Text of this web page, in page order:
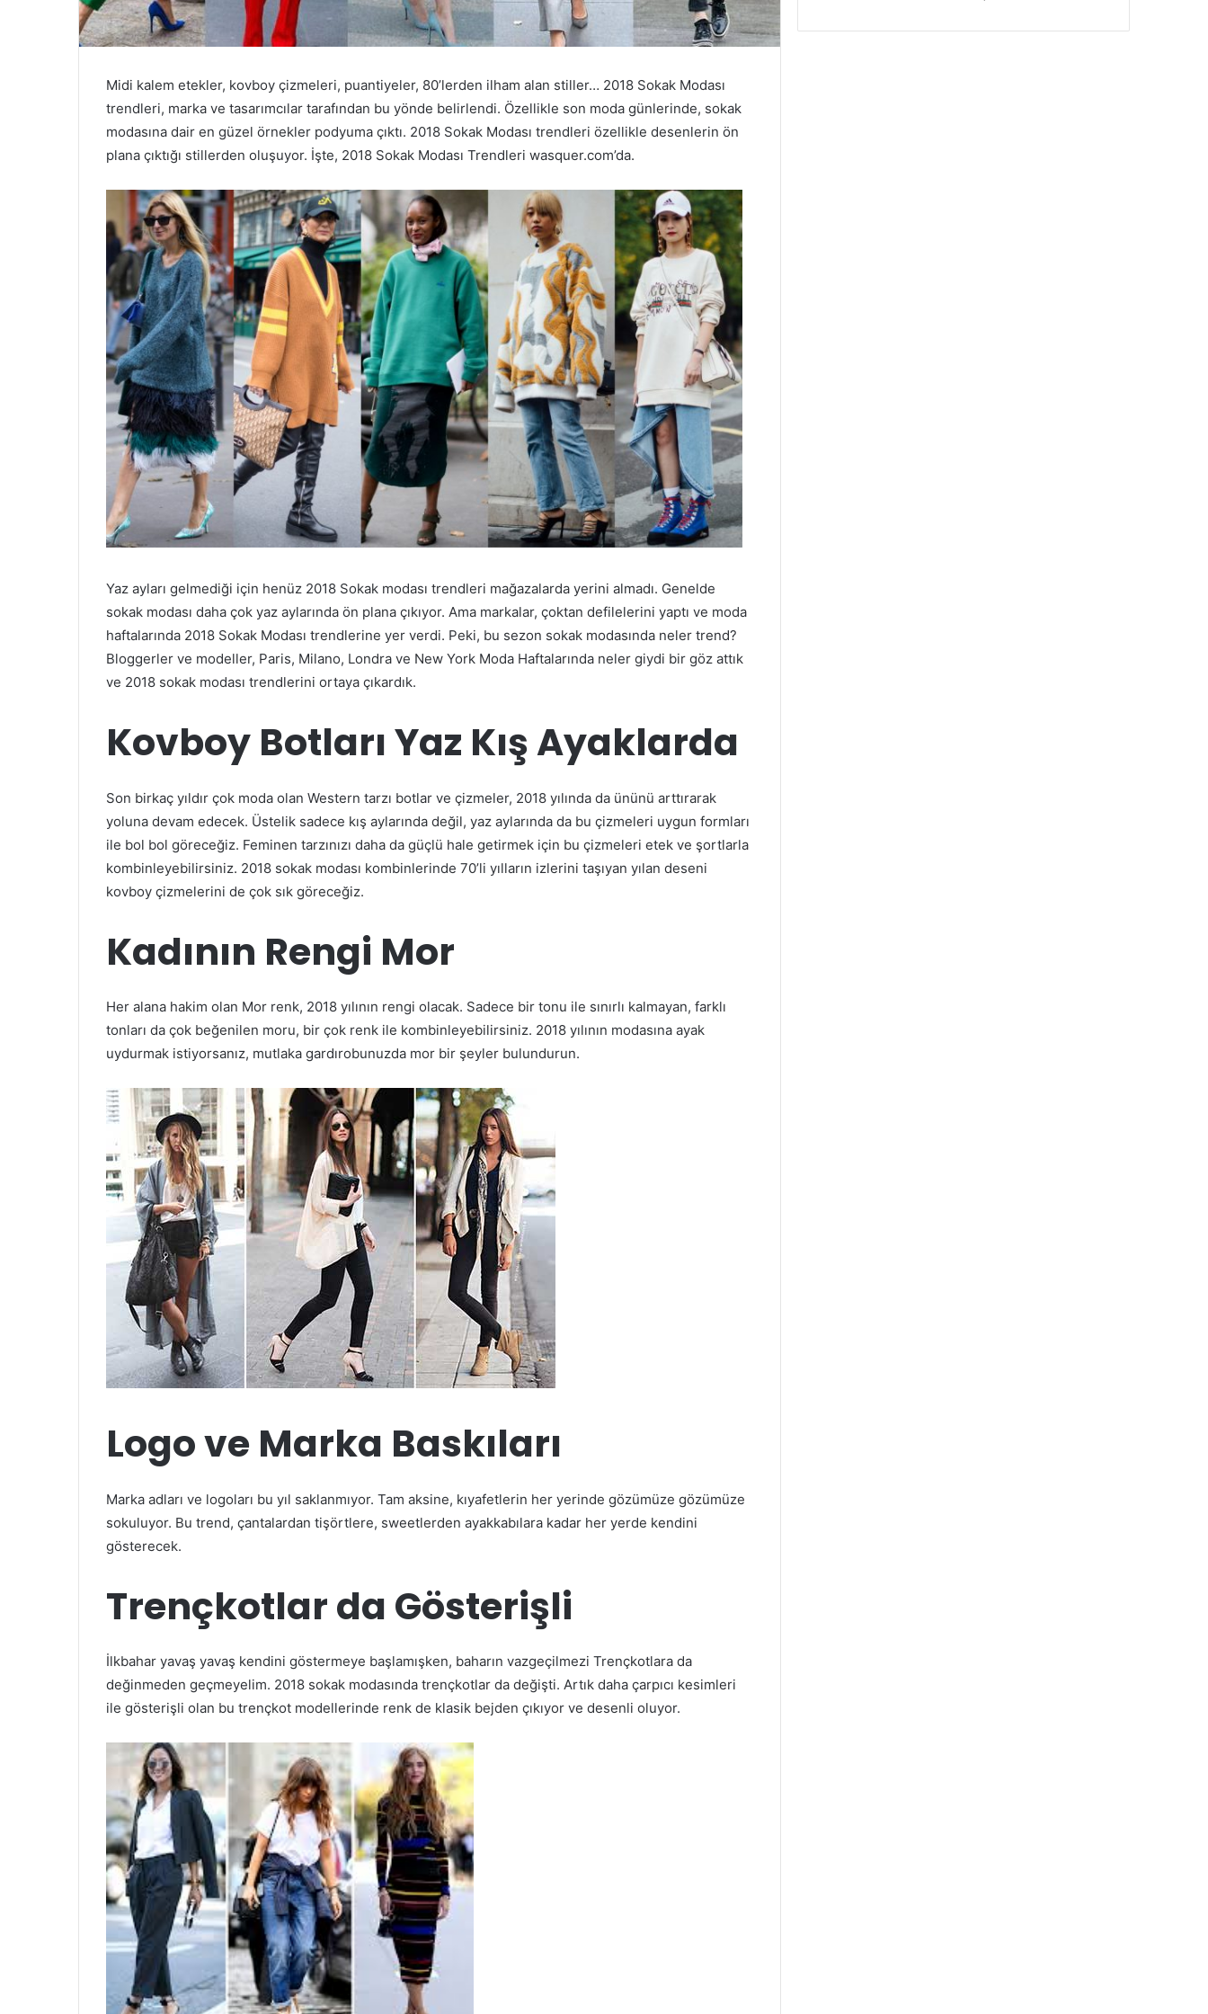
Midi kalem etekler, kovboy çizmeleri, puantiyeler, 80’lerden ilham alan stiller… 2018 Sokak Modası
trendleri, marka ve tasarımcılar tarafından bu yönde belirlendi. Özellikle son moda günlerinde, sokak
modasına dair en güzel örnekler podyuma çıktı. 2018 Sokak Modası trendleri özellikle desenlerin ön
plana çıktığı stillerden oluşuyor. İşte, 2018 Sokak Modası Trendleri wasquer.com’da.
Yaz ayları gelmediği için henüz 2018 Sokak modası trendleri mağazalarda yerini almadı. Genelde
sokak modası daha çok yaz aylarında ön plana çıkıyor. Ama markalar, çoktan defilelerini yaptı ve moda
haftalarında 2018 Sokak Modası trendlerine yer verdi. Peki, bu sezon sokak modasında neler trend?
Bloggerler ve modeller, Paris, Milano, Londra ve New York Moda Haftalarında neler giydi bir göz attık
ve 2018 sokak modası trendlerini ortaya çıkardık.
Kovboy Botları Yaz Kış Ayaklarda
Son birkaç yıldır çok moda olan Western tarzı botlar ve çizmeler, 2018 yılında da ününü arttırarak
yoluna devam edecek. Üstelik sadece kış aylarında değil, yaz aylarında da bu çizmeleri uygun formları
ile bol bol göreceğiz. Feminen tarzınızı daha da güçlü hale getirmek için bu çizmeleri etek ve şortlarla
kombinleyebilirsiniz. 2018 sokak modası kombinlerinde 70’li yılların izlerini taşıyan yılan deseni
kovboy çizmelerini de çok sık göreceğiz.
Kadının Rengi Mor
Her alana hakim olan Mor renk, 2018 yılının rengi olacak. Sadece bir tonu ile sınırlı kalmayan, farklı
tonları da çok beğenilen moru, bir çok renk ile kombinleyebilirsiniz. 2018 yılının modasına ayak
uydurmak istiyorsanız, mutlaka gardırobunuzda mor bir şeyler bulundurun.
Logo ve Marka Baskıları
Marka adları ve logoları bu yıl saklanmıyor. Tam aksine, kıyafetlerin her yerinde gözümüze gözümüze
sokuluyor. Bu trend, çantalardan tişörtlere, sweetlerden ayakkabılara kadar her yerde kendini
gösterecek.
Trençkotlar da Gösterişli
İlkbahar yavaş yavaş kendini göstermeye başlamışken, baharın vazgeçilmezi Trençkotlara da
değinmeden geçmeyelim. 2018 sokak modasında trençkotlar da değişti. Artık daha çarpıcı kesimleri
ile gösterişli olan bu trençkot modellerinde renk de klasik bejden çıkıyor ve desenli oluyor.